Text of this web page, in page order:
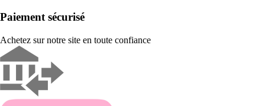
Paiement sécurisé
Achetez sur notre site en toute confiance